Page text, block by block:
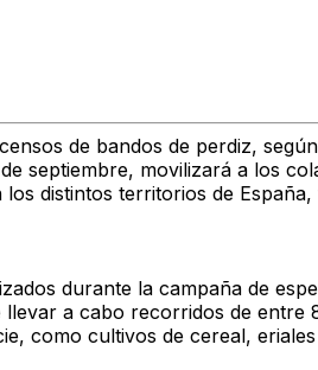
de bandos de perdiz,
septiembre, movilizará a los
distintos territorios de
durante la campaña de
a cabo recorridos de
como cultivos de cereal,